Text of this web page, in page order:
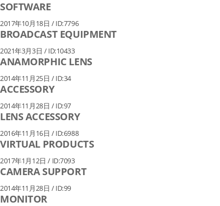
SOFTWARE
2017年10月18日 / ID:7796
BROADCAST EQUIPMENT
2021年3月3日 / ID:10433
ANAMORPHIC LENS
2014年11月25日 / ID:34
ACCESSORY
2014年11月28日 / ID:97
LENS ACCESSORY
2016年11月16日 / ID:6988
VIRTUAL PRODUCTS
2017年1月12日 / ID:7093
CAMERA SUPPORT
2014年11月28日 / ID:99
MONITOR